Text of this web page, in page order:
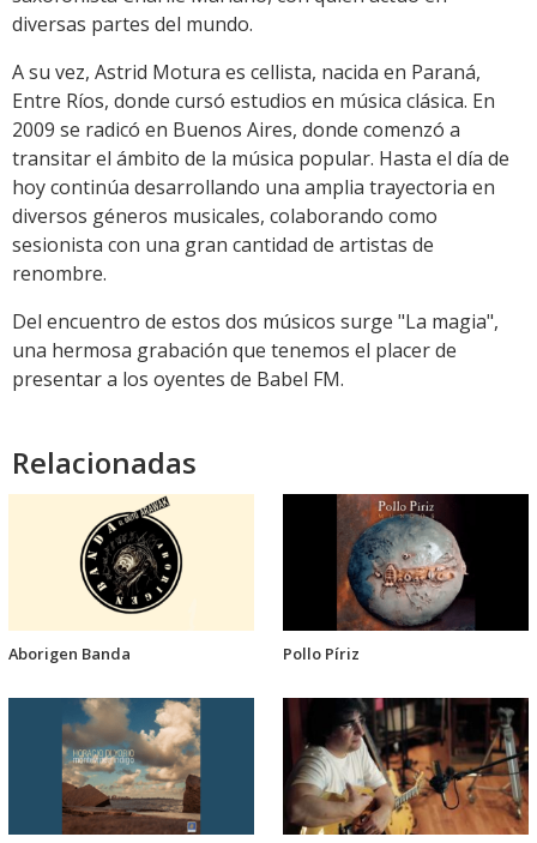
diversas partes del mundo.
A su vez, Astrid Motura es cellista, nacida en Paraná,
Entre Ríos, donde cursó estudios en música clásica. En
2009 se radicó en Buenos Aires, donde comenzó a
transitar el ámbito de la música popular. Hasta el día de
hoy continúa desarrollando una amplia trayectoria en
diversos géneros musicales, colaborando como
sesionista con una gran cantidad de artistas de
renombre.
Del encuentro de estos dos músicos surge "La magia",
una hermosa grabación que tenemos el placer de
presentar a los oyentes de Babel FM.
Relacionadas
Aborigen Banda Pollo Píriz